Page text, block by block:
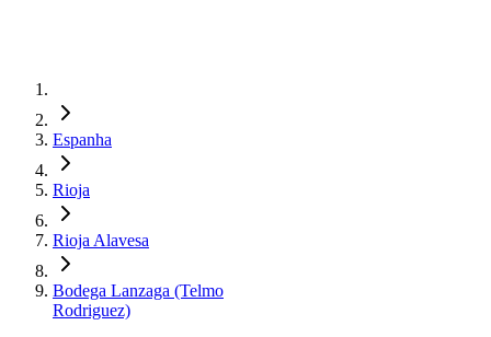
Espanha
Rioja
Rioja Alavesa
Bodega Lanzaga (Telmo
Rodriguez)